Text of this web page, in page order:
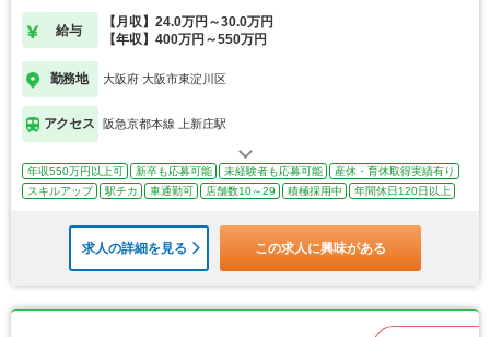
す。
給与
【月収】24.0万円～30.0万円
【年収】400万円～550万円
勤務地 大阪府 大阪市東淀川区
アクセス 阪急京都本線 上新庄駅
年収550万円以上可 新卒も応募可能 未経験者も応募可能
産休・育休取得実績有り
スキルアップ
駅チカ 車通勤可 店舗数10～29 積極採用中 年間休日120日以上
求人の詳細を見る この求人に興味がある